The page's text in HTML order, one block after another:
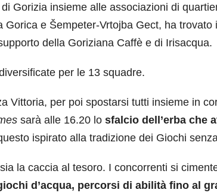
Gorizia insieme alle associazioni di
e Šempeter-Vrtojba Gect, ha trovato
della Goriziana Caffè e di Irisacqua.
per le 13 squadre.
Vittoria, per poi spostarsi tutti insieme in
sarà alle 16.20 lo sfalcio dell’erba che
ispirato alla tradizione dei Giochi
la caccia al tesoro. I concorrenti si
d’acqua, percorsi di abilità fino al